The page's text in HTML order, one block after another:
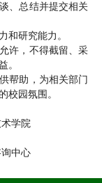
、总结并提交相关
和研究能力。
许，不得截留、采
。
帮助，为相关部门
校园氛围。
院
心